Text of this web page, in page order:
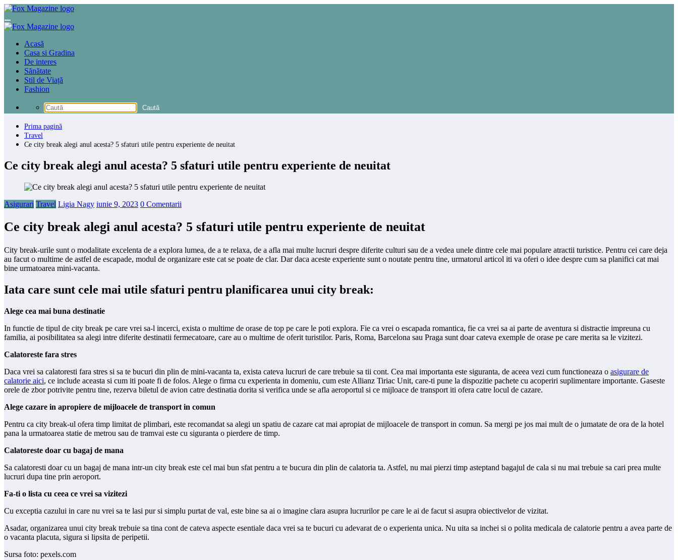
Sari
conținut
Acasă
Casa si Gradina
De interes
Sănătate
Stil de Viață
Fashion
Prima pagină
Travel
Ce city break alegi anul acesta? 5 sfaturi utile pentru experiente de neuitat
Ce city break alegi anul acesta? 5 sfaturi utile pentru experiente de neuitat
Asigurari Travel Ligia Nagy iunie 9, 2023 0 Comentarii
Ce city break alegi anul acesta? 5 sfaturi utile pentru experiente de neuitat
City break-urile sunt o modalitate excelenta de a explora lumea, de a te relaxa, de a afla mai multe lucruri despre diferite culturi sau de a vedea unele dintre cele mai populare atractii turistice. Pentru cei care deja
au facut o multime de astfel de escapade, modul de organizare este cat se poate de clar. Dar daca aceste experiente sunt o noutate pentru tine, urmatorul articol iti va oferi o idee despre cum sa planifici cat mai
bine urmatoarea mini-vacanta.
Iata care sunt cele mai utile sfaturi pentru planificarea unui city break:
Alege cea mai buna destinatie
In functie de tipul de city break pe care vrei sa-l incerci, exista o multime de orase de top pe care le poti explora. Fie ca vrei o escapada romantica, fie ca vrei sa ai parte de aventura si distractie impreuna cu
familia, ai posibilitatea sa alegi intre diferite destinatii fermecatoare, care au o multime de oferit turistilor. Paris, Roma, Barcelona sau Praga sunt doar cateva exemple de orase pe care merita sa le vizitezi.
Calatoreste fara stres
Daca vrei sa calatoresti fara stres si sa te bucuri din plin de mini-vacanta ta, exista cateva lucruri de care trebuie sa tii cont. Cea mai importanta este siguranta, de aceea vezi cum functioneaza o asigurare de
calatorie aici, ce include aceasta si cum iti poate fi de folos. Alege o firma cu experienta in domeniu, cum este Allianz Tiriac Unit, care-ti pune la dispozitie pachete cu acoperiri suplimentare importante. Gaseste
orele de zbor potrivite pentru tine, rezerva biletul de avion catre destinatia dorita si verifica unde se afla aeroportul si ce mijloace de transport iti ofera catre locul de cazare.
Alege cazare in apropiere de mijloacele de transport in comun
Pentru ca city break-ul ofera timp limitat de plimbari, este recomandat sa alegi un spatiu de cazare cat mai apropiat de mijloacele de transport in comun. Sa mergi pe jos mai mult de o jumatate de ora de la hotel
pana la urmatoarea statie de metrou sau de tramvai este cu siguranta o pierdere de timp.
Calatoreste doar cu bagaj de mana
Sa calatoresti doar cu un bagaj de mana intr-un city break este cel mai bun sfat pentru a te bucura din plin de calatoria ta. Astfel, nu mai pierzi timp asteptand bagajul de cala si nu mai trebuie sa cari prea multe
lucruri dupa tine prin aeroport.
Fa-ti o lista cu ceea ce vrei sa vizitezi
Cu exceptia cazului in care nu vrei sa te lasi pur si simplu purtat de val, este bine sa ai o imagine clara asupra lucrurilor pe care le ai de facut si asupra obiectivelor de vizitat.
Asadar, organizarea unui city break trebuie sa tina cont de cateva aspecte esentiale daca vrei sa te bucuri cu adevarat de o experienta unica. Nu uita sa inchei si o polita medicala de calatorie pentru a avea parte de
o vacanta placuta, sigura si lipsita de peripetii.
Sursa foto: pexels.com